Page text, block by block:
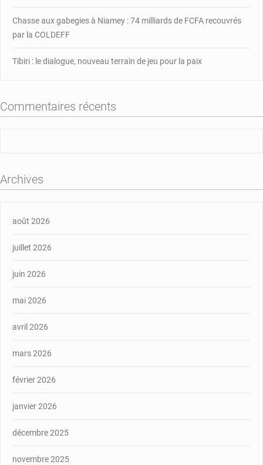
Garde
du
Police
Chasse aux gabegies à Niamey : 74 milliards de FCFA recouvrés
par la COLDEFF
Tibiri : le dialogue, nouveau terrain de jeu pour la paix
Commentaires récents
Archives
août 2026
juillet 2026
juin 2026
mai 2026
avril 2026
mars 2026
février 2026
janvier 2026
décembre 2025
novembre 2025